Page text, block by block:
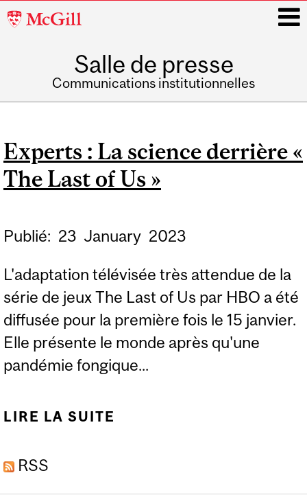
McGill
Salle de presse
Communications institutionnelles
Experts : La science derrière «
The Last of Us »
Publié: 23 January 2023
L'adaptation télévisée très attendue de la
série de jeux The Last of Us par HBO a été
diffusée pour la première fois le 15 janvier.
Elle présente le monde après qu'une
pandémie fongique...
LIRE LA SUITE
RSS